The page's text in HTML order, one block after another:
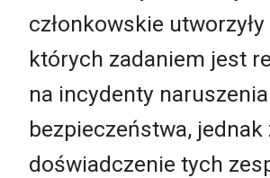
członkowskie utworzyły
których zadaniem jest
na incydenty naruszenia
bezpieczeństwa, jednak
doświadczenie tych